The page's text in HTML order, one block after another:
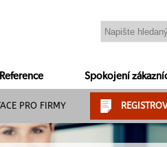
Reference Spokojení
PRO FIRMY